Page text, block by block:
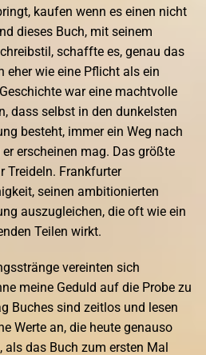
kaufen wenn es einen nicht
dieses Buch, mit seinem
schaffte es, genau das
eher wie eine Pflicht als ein
war eine machtvolle
dass selbst in den dunkelsten
besteht, immer ein Weg nach
erscheinen mag. Das größte
Treideln. Frankfurter
seinen ambitionierten
auszugleichen, die oft wie ein
Teilen wirkt.
vereinten sich
meine Geduld auf die Probe zu
Buches sind zeitlos und lesen
Werte an, die heute genauso
das Buch zum ersten Mal